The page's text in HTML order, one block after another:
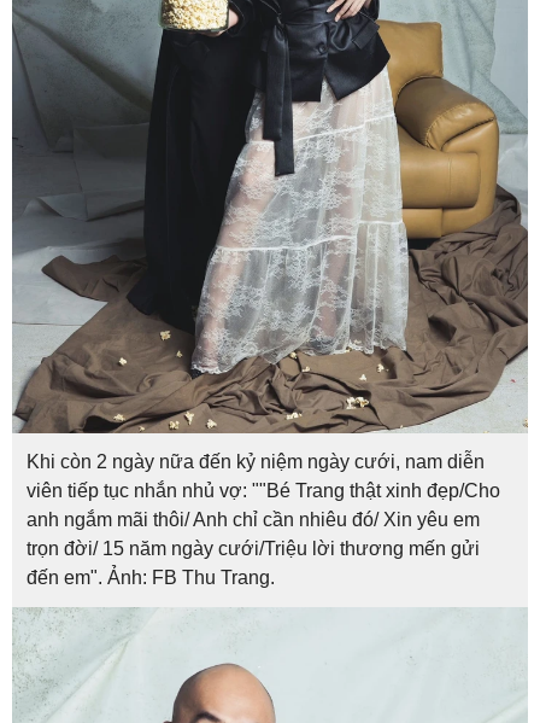
Khi còn 2 ngày nữa đến kỷ niệm ngày cưới, nam diễn
viên tiếp tục nhắn nhủ vợ: ""Bé Trang thật xinh đẹp/Cho
anh ngắm mãi thôi/ Anh chỉ cần nhiêu đó/ Xin yêu em
trọn đời/ 15 năm ngày cưới/Triệu lời thương mến gửi
đến em". Ảnh: FB Thu Trang.